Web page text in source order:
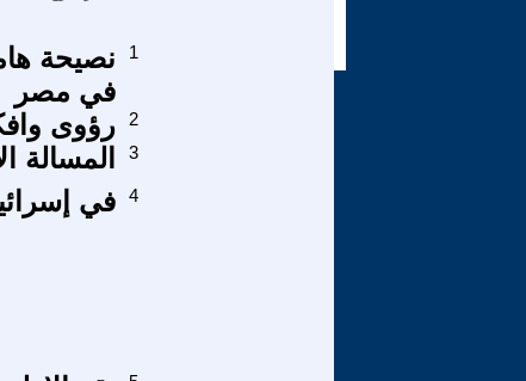
نصيحة
في مصر
1
رؤوى
2
المسالة 3
في 4